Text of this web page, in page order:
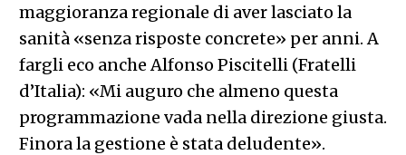
maggioranza regionale di aver lasciato la
sanità «senza risposte concrete» per anni. A
fargli eco anche Alfonso Piscitelli (Fratelli
d’Italia): «Mi auguro che almeno questa
programmazione vada nella direzione giusta.
Finora la gestione è stata deludente».